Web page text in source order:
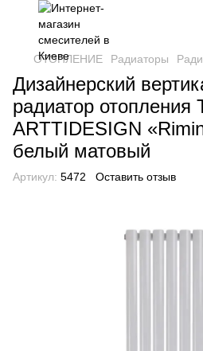
ОТОПЛЕНИЕ Радиаторы
Дизайнерский
радиатор отопления
ARTTIDESIGN
белый матовый
Артикул: 5472 Оставить отзыв